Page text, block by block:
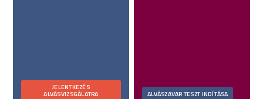
JELENTKEZÉS
ALVÁSVIZSGÁLATRA ALVÁSZAVAR TESZT INDÍTÁSA